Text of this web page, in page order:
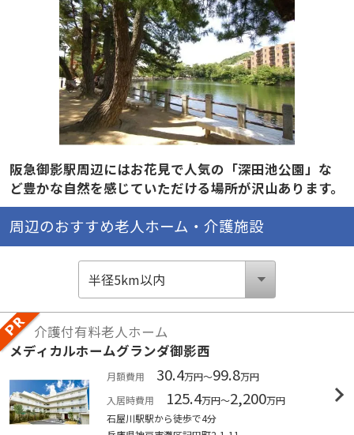
阪急御影駅周辺にはお花見で人気の「深田池公園」な
ど豊かな自然を感じていただける場所が沢山あります。
周辺のおすすめ老人ホーム・介護施設
介護付有料老人ホーム
メディカルホームグランダ御影西
月額費用 30.4万円～99.8万円
入居時費用
125.4万円～2,200万円
石屋川駅駅から徒歩で4分